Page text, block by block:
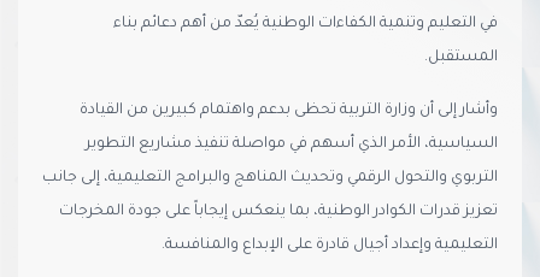
في التعليم وتنمية الكفاءات الوطنية يُعدّ من أهم دعائم بناء
المستقبل.
وأشار إلى أن وزارة التربية تحظى بدعم واهتمام كبيرين من القيادة
السياسية، الأمر الذي أسهم في مواصلة تنفيذ مشاريع التطوير
التربوي والتحول الرقمي وتحديث المناهج والبرامج التعليمية، إلى جانب
تعزيز قدرات الكوادر الوطنية، بما ينعكس إيجاباً على جودة المخرجات
التعليمية وإعداد أجيال قادرة على الإبداع والمنافسة.